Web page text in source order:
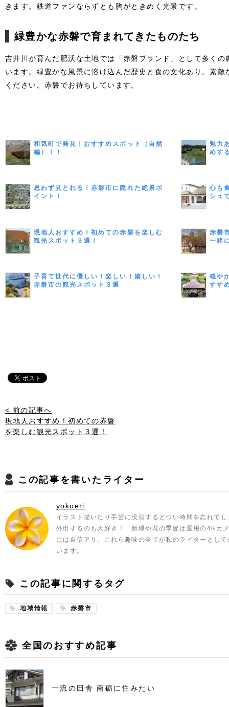
きます。鉄道ファンならずとも胸がときめく光景です。
緑豊かな赤磐で育まれてきたものたち
吉井川が育んだ肥沃な土地では「赤磐ブランド」として多く
います。緑豊かな風景に溶け込んだ歴史と食の文化あり。素
ください。赤磐でお待ちしています。
和気町で発見！おすすめスポット（自然
編）！！
魅力
めす
思わず見とれる！赤磐市に隠れた絶景ポ
イント！
心も
シュ
現地人おすすめ！初めての赤磐を楽しむ
観光スポット３選！
赤磐
一緒
子育て世代に優しい！楽しい！嬉しい！
赤磐市の観光スポット３選
穏や
すす
< 前の記事へ
現地人おすすめ！初めての赤磐
を楽しむ観光スポット３選！
この記事を書いたライター
yokoeri
イラスト描いたり手芸に没頭するとつい時間を忘れて
外出するのも大好き！ 新緑や花の季節は愛用の4Kカ
には自信アリ。これら趣味の全てが私のライターとし
います。
この記事に関するタグ
地域情報 赤磐市
全国のおすすめ記事
一流の田舎 南砺に住みたい